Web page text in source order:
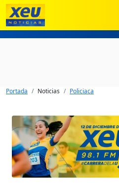
Portada Noticias Policiaca